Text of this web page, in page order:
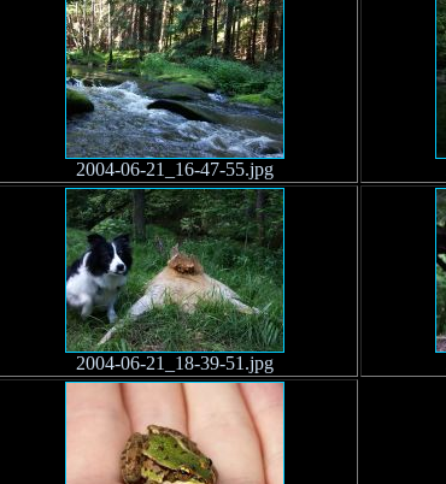
2004-06-21_16-47-55.jpg
2004-06-21_18-39-51.jpg